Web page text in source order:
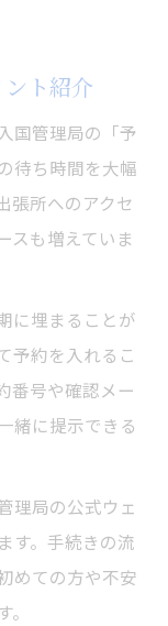
ト紹介
国管理局の「予
待ち時間を大幅
張所へのアクセ
スも増えていま
に埋まることが
予約を入れるこ
番号や確認メー
緒に提示できる
理局の公式ウェ
す。手続きの流
めての方や不安